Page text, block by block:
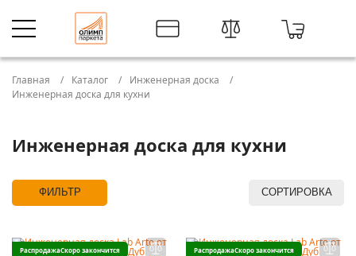
Главная Каталог
Инженерная доска
Инженерная доска для кухни
Инженерная доска для кухни
ФИЛЬТР СОРТИРОВКА
РаспродажаСкоро закончится РаспродажаСкоро закончится